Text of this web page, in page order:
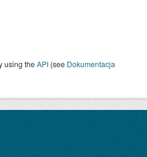
using theAPI (see Dokumentacja